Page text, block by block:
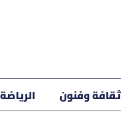
ثقافة وفنون الرياضة